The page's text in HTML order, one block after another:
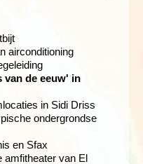
airconditioning
van de eeuw' in
in Sidi Driss
ondergrondse
en Sfax
amfitheater van El